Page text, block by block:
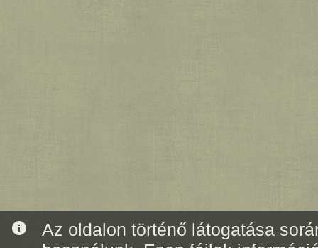
info
Az oldalon történő látogatása